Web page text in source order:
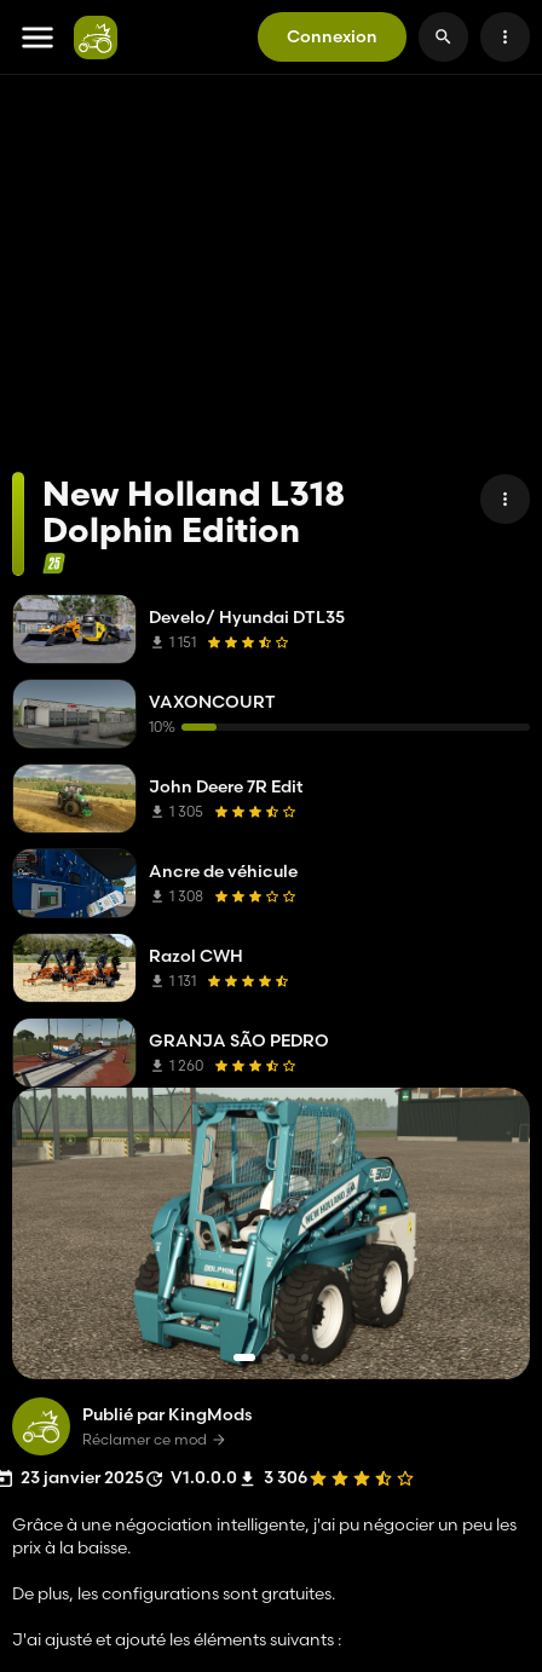
Connexion
New Holland L318
Dolphin Edition
Publié par KingMods
Réclamer ce mod
23 janvier 2025 V1.0.0.0 3 306
Grâce à une négociation intelligente, j'ai pu négocier un peu les
prix à la baisse.
De plus, les configurations sont gratuites.
J'ai ajusté et ajouté les éléments suivants :
Develo/ Hyundai DTL35
1 151
VAXONCOURT
10%
John Deere 7R Edit
1 305
Ancre de véhicule
1 308
Razol CWH
1 131
GRANJA SÃO PEDRO
1 260